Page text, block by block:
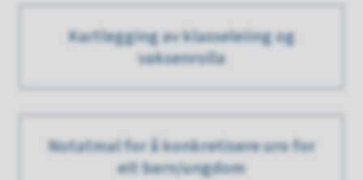
Kartlegging av klasseleiing og
vaksenrolla
Notatmal for å konkretisere uro for
eit barn/ungdom